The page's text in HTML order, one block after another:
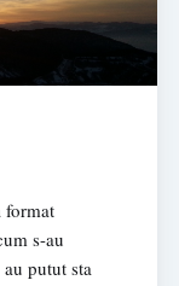
format
s-au
putut sta